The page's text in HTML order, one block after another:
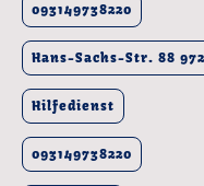
093149738220
Hans-Sachs-Str. 88
Hilfedienst
093149738220